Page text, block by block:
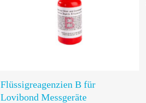
Flüssigreagenzien B für
Lovibond Messgeräte